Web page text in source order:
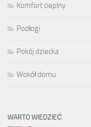
Komfort cieplny
Podłogi
Pokój dziecka
Wokół domu
WARTO WIEDZIEĆ